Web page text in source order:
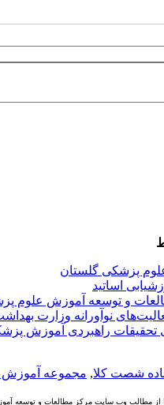
پزشکی گلستان
اساتید
و توسعه آموزش علوم
نوآورانه وزارت
تحقیقات راهبردی آموزش
جاده شصت کلا, مجموعه آموزش
از مطالب وب سایت مرکز مطالعات و توسعه